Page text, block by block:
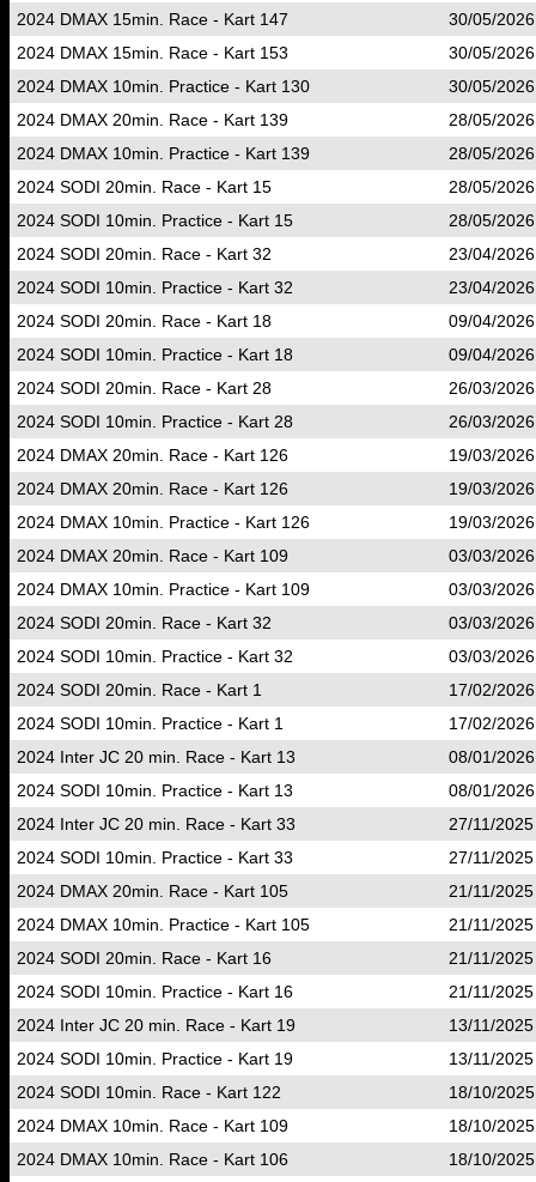
2024 DMAX 15min. Race - Kart 147
30/05/
2024 DMAX 15min. Race - Kart 153
30/05/
2024 DMAX 10min. Practice - Kart 130
30/05/
2024 DMAX 20min. Race - Kart 139
28/05/
2024 DMAX 10min. Practice - Kart 139
28/05/
2024 SODI 20min. Race - Kart 15
28/05/
2024 SODI 10min. Practice - Kart 15
28/05/
2024 SODI 20min. Race - Kart 32
23/04/
2024 SODI 10min. Practice - Kart 32
23/04/
2024 SODI 20min. Race - Kart 18
09/04/
2024 SODI 10min. Practice - Kart 18
09/04/
2024 SODI 20min. Race - Kart 28
26/03/
2024 SODI 10min. Practice - Kart 28
26/03/
2024 DMAX 20min. Race - Kart 126
19/03/
2024 DMAX 20min. Race - Kart 126
19/03/
2024 DMAX 10min. Practice - Kart 126
19/03/
2024 DMAX 20min. Race - Kart 109
03/03/
2024 DMAX 10min. Practice - Kart 109
03/03/
2024 SODI 20min. Race - Kart 32
03/03/
2024 SODI 10min. Practice - Kart 32
03/03/
2024 SODI 20min. Race - Kart 1
17/02/
2024 SODI 10min. Practice - Kart 1
17/02/
2024 Inter JC 20 min. Race - Kart 13
08/01/
2024 SODI 10min. Practice - Kart 13
08/01/
2024 Inter JC 20 min. Race - Kart 33
27/11/
2024 SODI 10min. Practice - Kart 33
27/11/
2024 DMAX 20min. Race - Kart 105
21/11/
2024 DMAX 10min. Practice - Kart 105
21/11/
2024 SODI 20min. Race - Kart 16
21/11/
2024 SODI 10min. Practice - Kart 16
21/11/
2024 Inter JC 20 min. Race - Kart 19
13/11/
2024 SODI 10min. Practice - Kart 19
13/11/
2024 SODI 10min. Race - Kart 122
18/10/
2024 DMAX 10min. Race - Kart 109
18/10/
2024 DMAX 10min. Race - Kart 106
18/10/